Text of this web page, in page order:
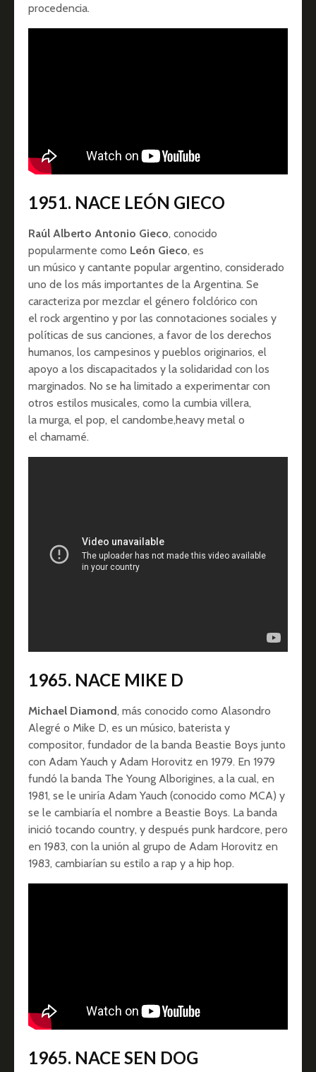
procedencia.
1951. NACE LEÓN GIECO
Raúl Alberto Antonio Gieco, conocido
popularmente como León Gieco, es
un músico y cantante popular argentino, considerado
uno de los más importantes de la Argentina. Se
caracteriza por mezclar el género folclórico con
el rock argentino y por las connotaciones sociales y
políticas de sus canciones, a favor de los derechos
humanos, los campesinos y pueblos originarios, el
apoyo a los discapacitados y la solidaridad con los
marginados. No se ha limitado a experimentar con
otros estilos musicales, como la cumbia villera,
la murga, el pop, el candombe,heavy metal o
el chamamé.
1965. NACE MIKE D
Michael Diamond, más conocido como Alasondro
Alegré o Mike D, es un músico, baterista y
compositor, fundador de la banda Beastie Boys junto
con Adam Yauch y Adam Horovitz en 1979. En 1979
fundó la banda The Young Alborigines, a la cual, en
1981, se le uniría Adam Yauch (conocido como MCA) y
se le cambiaría el nombre a Beastie Boys. La banda
inició tocando country, y después punk hardcore, pero
en 1983, con la unión al grupo de Adam Horovitz en
1983, cambiarían su estilo a rap y a hip hop.
1965. NACE SEN DOG